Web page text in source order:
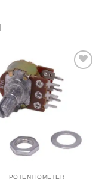
Toevoegen
verlanglijst
POTENTIOMETER